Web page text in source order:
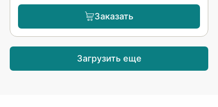
Заказать
Загрузить еще